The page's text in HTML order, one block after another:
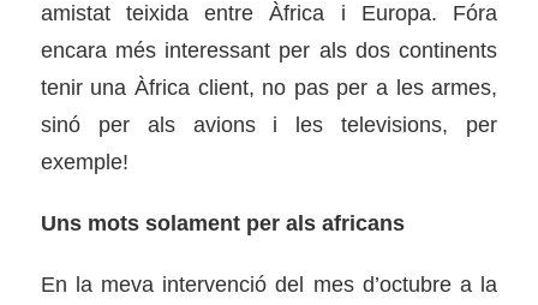
amistat teixida entre Àfrica i Europa. Fóra
encara més interessant per als dos continents
tenir una Àfrica client, no pas per a les armes,
sinó per als avions i les televisions, per
exemple!
Uns mots solament per als africans
En la meva intervenció del mes d’octubre a la